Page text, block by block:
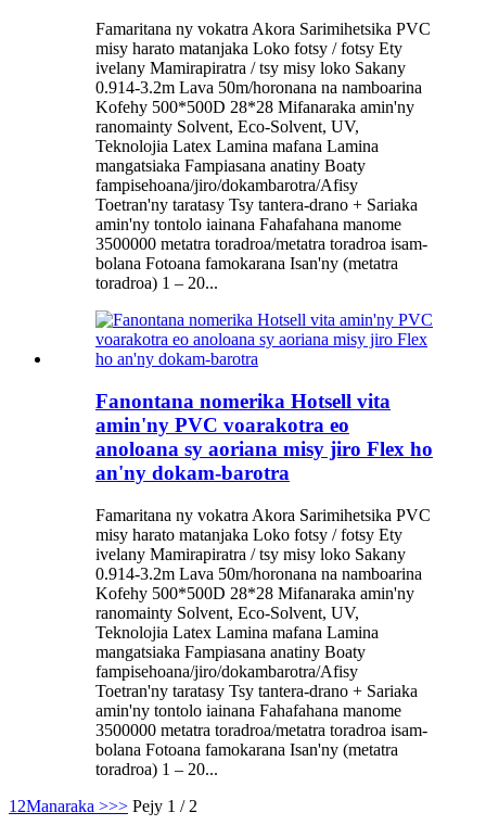
Famaritana ny vokatra Akora Sarimihetsika PVC
misy harato matanjaka Loko fotsy / fotsy Ety
ivelany Mamirapiratra / tsy misy loko Sakany
0.914-3.2m Lava 50m/horonana na namboarina
Kofehy 500*500D 28*28 Mifanaraka amin'ny
ranomainty Solvent, Eco-Solvent, UV,
Teknolojia Latex Lamina mafana Lamina
mangatsiaka Fampiasana anatiny Boaty
fampisehoana/jiro/dokambarotra/Afisy
Toetran'ny taratasy Tsy tantera-drano + Sariaka
amin'ny tontolo iainana Fahafahana manome
3500000 metatra toradroa/metatra toradroa isam-
bolana Fotoana famokarana Isan'ny (metatra
toradroa) 1 – 20...
Fanontana nomerika Hotsell vita
amin'ny PVC voarakotra eo
anoloana sy aoriana misy jiro Flex ho
an'ny dokam-barotra
Famaritana ny vokatra Akora Sarimihetsika PVC
misy harato matanjaka Loko fotsy / fotsy Ety
ivelany Mamirapiratra / tsy misy loko Sakany
0.914-3.2m Lava 50m/horonana na namboarina
Kofehy 500*500D 28*28 Mifanaraka amin'ny
ranomainty Solvent, Eco-Solvent, UV,
Teknolojia Latex Lamina mafana Lamina
mangatsiaka Fampiasana anatiny Boaty
fampisehoana/jiro/dokambarotra/Afisy
Toetran'ny taratasy Tsy tantera-drano + Sariaka
amin'ny tontolo iainana Fahafahana manome
3500000 metatra toradroa/metatra toradroa isam-
bolana Fotoana famokarana Isan'ny (metatra
toradroa) 1 – 20...
1 2Manaraka >>> Pejy 1 / 2